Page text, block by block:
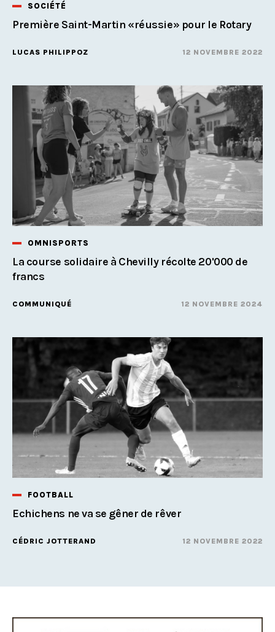
SOCIÉTÉ
Première Saint-Martin «réussie» pour le Rotary
LUCAS PHILIPPOZ 12 NOVEMBRE 2022
OMNISPORTS
La course solidaire à Chevilly récolte 20'000 de
francs
COMMUNIQUÉ 12 NOVEMBRE 2024
FOOTBALL
Echichens ne va se gêner de rêver
CÉDRIC JOTTERAND 12 NOVEMBRE 2022